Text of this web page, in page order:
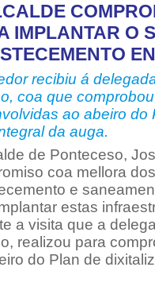
IMPLANTAR O
recibiu á
coa que
ao abeiro do
da auga.
de Ponteceso,
coa mellora
e
estas
a visita que a
realizou para
do Plan de